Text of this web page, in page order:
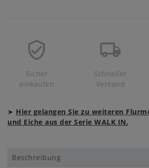
Sicher
einkaufen
Schneller
Versand
➤ Hier gelangen Sie zu weiteren
und Eiche aus der Serie WALK IN.
Beschreibung